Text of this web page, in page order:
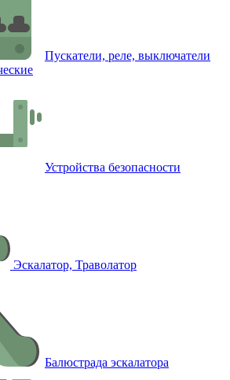
Пускатели, реле, выключатели
Устройства безопасности
Эскалатор, Траволатор
Балюстрада эскалатора